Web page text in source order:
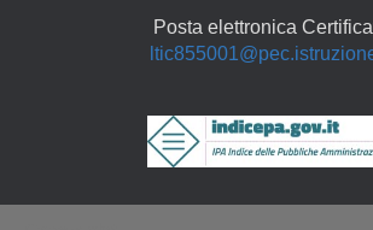
Posta elettronica